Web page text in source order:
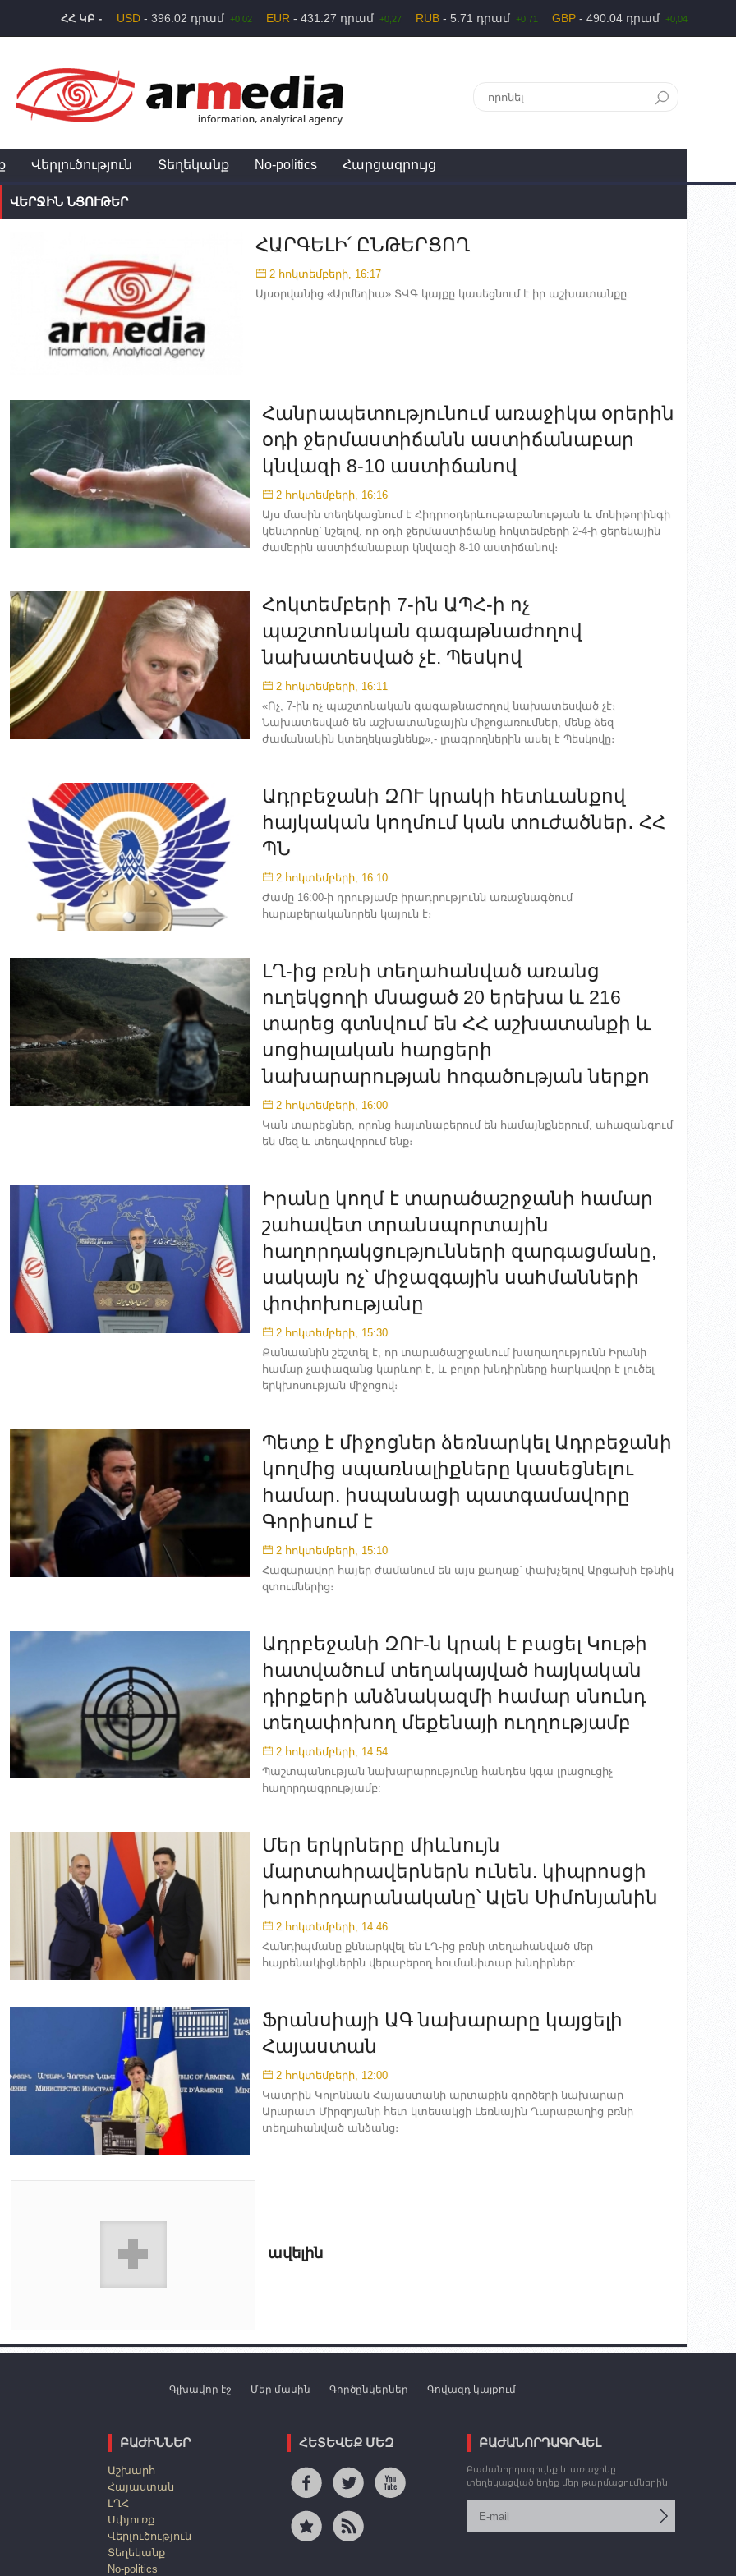
ՀՀ ԿԲ - USD - 396.02 դրամ +0,02 EUR - 431.27 դրամ +0,27 RUB - 5.71 դրամ +0,71 GBP - 490.04 դրամ +0,04
Վերլուծություն Տեղեկանք No-politics Հարցազրույց
ՎԵՐՋԻՆ ՆՅՈՒԹԵՐ
ՀԱՐԳԵԼԻ՛ ԸՆԹԵՐՑՈՂ
2 հոկտեմբերի, 16:17
Այսօրվանից «Արմեդիա» ՏՎԳ կայքը կասեցնում է իր աշխատանքը:
Հանրապետությունում առաջիկա օրերին
օդի ջերմաստիճանն աստիճանաբար
կնվազի 8-10 աստիճանով
2 հոկտեմբերի, 16:16
Այս մասին տեղեկացնում է Հիդրոօդերևութաբանության և մոնիթորինգի
կենտրոնը՝ նշելով, որ օդի ջերմաստիճանը հոկտեմբերի 2-4-ի ցերեկային
ժամերին աստիճանաբար կնվազի 8-10 աստիճանով։
Հոկտեմբերի 7-ին ԱՊՀ-ի ոչ
պաշտոնական գագաթնաժողով
նախատեսված չէ. Պեսկով
2 հոկտեմբերի, 16:11
«Ոչ, 7-ին ոչ պաշտոնական գագաթնաժողով նախատեսված չէ։
Նախատեսված են աշխատանքային միջոցառումներ, մենք ձեզ
ժամանակին կտեղեկացնենք»,- լրագրողներին ասել է Պեսկովը։
Ադրբեջանի ԶՈՒ կրակի հետևանքով
հայկական կողմում կան տուժածներ․ ՀՀ
ՊՆ
2 հոկտեմբերի, 16:10
Ժամը 16:00-ի դրությամբ իրադրությունն առաջնագծում
հարաբերականորեն կայուն է։
ԼՂ-ից բռնի տեղահանված առանց
ուղեկցողի մնացած 20 երեխա և 216
տարեց գտնվում են ՀՀ աշխատանքի և
սոցիալական հարցերի
նախարարության հոգածության ներքո
2 հոկտեմբերի, 16:00
Կան տարեցներ, որոնց հայտնաբերում են համայնքներում, ահազանգում
են մեզ և տեղավորում ենք։
Իրանը կողմ է տարածաշրջանի համար
շահավետ տրանսպորտային
հաղորդակցությունների զարգացմանը,
սակայն ոչ՝ միջազգային սահմանների
փոփոխությանը
2 հոկտեմբերի, 15:30
Քանաանին շեշտել է, որ տարածաշրջանում խաղաղությունն Իրանի
համար չափազանց կարևոր է, և բոլոր խնդիրները հարկավոր է լուծել
երկխոսության միջոցով։
Պետք է միջոցներ ձեռնարկել Ադրբեջանի
կողմից սպառնալիքները կասեցնելու
համար. իսպանացի պատգամավորը
Գորիսում է
2 հոկտեմբերի, 15:10
Հազարավոր հայեր ժամանում են այս քաղաք՝ փախչելով Արցախի էթնիկ
զտումներից։
Ադրբեջանի ԶՈՒ-ն կրակ է բացել Կութի
հատվածում տեղակայված հայկական
դիրքերի անձնակազմի համար սնունդ
տեղափոխող մեքենայի ուղղությամբ
2 հոկտեմբերի, 14:54
Պաշտպանության նախարարությունը հանդես կգա լրացուցիչ
հաղորդագրությամբ:
Մեր երկրները միևնույն
մարտահրավերներն ունեն. կիպրոսցի
խորհրդարանականը՝ Ալեն Սիմոնյանին
2 հոկտեմբերի, 14:46
Հանդիպմանը քննարկվել են ԼՂ-ից բռնի տեղահանված մեր
հայրենակիցներին վերաբերող հումանիտար խնդիրներ:
Ֆրանսիայի ԱԳ նախարարը կայցելի
Հայաստան
2 հոկտեմբերի, 12:00
Կատրին Կոլոննան Հայաստանի արտաքին գործերի նախարար
Արարատ Միրզոյանի հետ կտեսակցի Լեռնային Ղարաբաղից բռնի
տեղահանված անձանց։
ավելին
Գլխավոր էջ Մեր մասին Գործընկերներ Գովազդ կայքում
ԲԱԺԻՆՆԵՐ
Աշխարհ
Հայաստան
ԼՂՀ
Սփյուռք
Վերլուծություն
Տեղեկանք
No-politics
ՀԵՏԵՎԵՔ ՄԵԶ ԲԱԺԱՆՈՐԴԱԳՐՎԵԼ
Բաժանորդագրվեք և առաջինը
տեղեկացված եղեք մեր թարմացումներին